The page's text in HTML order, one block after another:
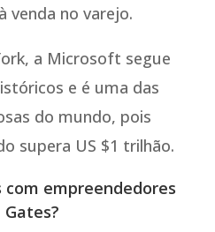
venda no varejo.
a Microsoft segue
e é uma das
do mundo, pois
supera US $1 trilhão.
com empreendedores